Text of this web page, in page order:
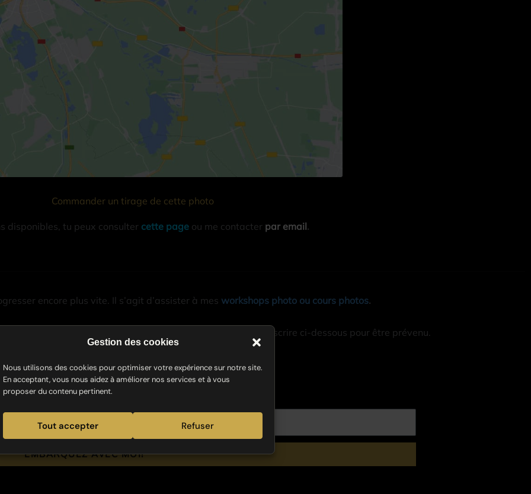
Gestion des cookies
Nous utilisons des cookies pour optimiser votre expérience sur notre site.
En acceptant, vous nous aidez à améliorer nos services et à vous
proposer du contenu pertinent.
Tout accepter Refuser
Commander un tirage de cette photo
disponibles, tu peux consulter cette page ou me contacter par email.
encore plus vite. Il s’agit d’assister à mes workshops photo ou cours photos.
photo ou quand j’ajoute de nouvelles dates, tu peux t’inscrire ci-dessous pour être prévenu.
E-
mail
EMBARQUEZ AVEC MOI!